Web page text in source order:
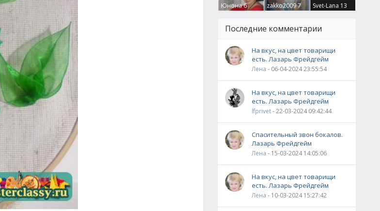
Юнона6 zakko20097 Svet-Lana 13
Последние комментарии
На вкус, на цвет товарищи
есть. Лазарь Фрейдгейм
Лена - 06-04-2024 23:55:54
На вкус, на цвет товарищи
есть. Лазарь Фрейдгейм
lfprivet- 22-03-2024 09:42:44
Спасительный звон бокалов.
Лазарь Фрейдгейм
Лена - 15-03-2024 14:05:06
На вкус, на цвет товарищи
есть. Лазарь Фрейдгейм
Лена - 10-03-2024 15:27:42